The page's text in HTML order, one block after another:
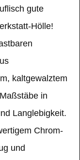
gute
Hölle!
kaltgewalztem
in
Langlebigkeit.
Chrom-
und